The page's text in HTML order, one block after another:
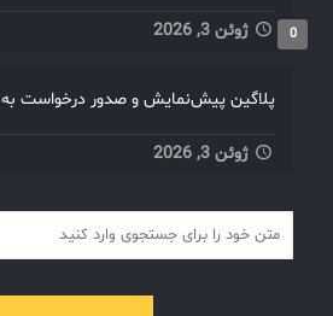
ژوئن 3, 2026 0
پلاگین پیش‌نمایش و صدور درخواست به PDF
ژوئن 3, 2026